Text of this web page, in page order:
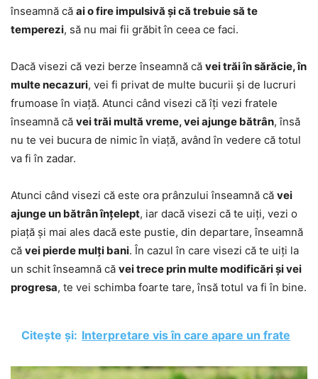
înseamnă că ai o fire impulsivă și că trebuie să te
temperezi, să nu mai fii grăbit în ceea ce faci.
Dacă visezi că vezi berze înseamnă că vei trăi în sărăcie, în
multe necazuri, vei fi privat de multe bucurii și de lucruri
frumoase în viață. Atunci când visezi că îți vezi fratele
înseamnă că vei trăi multă vreme, vei ajunge bătrân, însă
nu te vei bucura de nimic în viață, având în vedere că totul
va fi în zadar.
Atunci când visezi că este ora prânzului înseamnă că vei
ajunge un bătrân înțelept, iar dacă visezi că te uiți, vezi o
piață și mai ales dacă este pustie, din departare, înseamnă
că vei pierde mulți bani. În cazul în care visezi că te uiți la
un schit înseamnă că vei trece prin multe modificări și vei
progresa, te vei schimba foarte tare, însă totul va fi în bine.
Citește și: Interpretare vis în care apare un frate